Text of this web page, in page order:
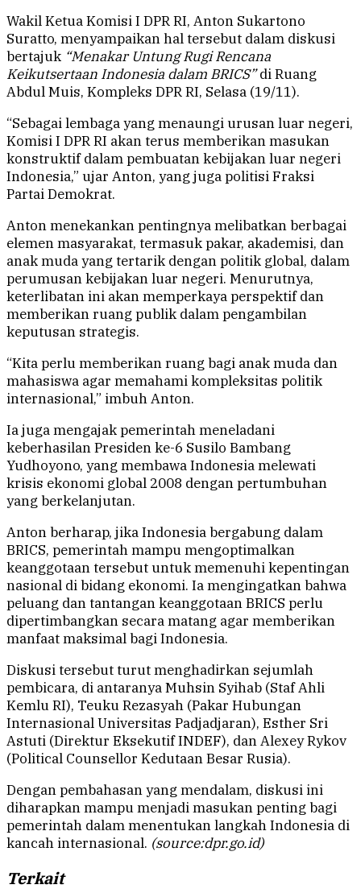
Wakil Ketua Komisi I DPR RI, Anton Sukartono
Suratto, menyampaikan hal tersebut dalam diskusi
bertajuk “Menakar Untung Rugi Rencana
Keikutsertaan Indonesia dalam BRICS”di Ruang
Abdul Muis, Kompleks DPR RI, Selasa (19/11).
“Sebagai lembaga yang menaungi urusan luar negeri,
Komisi I DPR RI akan terus memberikan masukan
konstruktif dalam pembuatan kebijakan luar negeri
Indonesia,” ujar Anton, yang juga politisi Fraksi
Partai Demokrat.
Anton menekankan pentingnya melibatkan berbagai
elemen masyarakat, termasuk pakar, akademisi, dan
anak muda yang tertarik dengan politik global, dalam
perumusan kebijakan luar negeri. Menurutnya,
keterlibatan ini akan memperkaya perspektif dan
memberikan ruang publik dalam pengambilan
keputusan strategis.
“Kita perlu memberikan ruang bagi anak muda dan
mahasiswa agar memahami kompleksitas politik
internasional,” imbuh Anton.
Ia juga mengajak pemerintah meneladani
keberhasilan Presiden ke-6 Susilo Bambang
Yudhoyono, yang membawa Indonesia melewati
krisis ekonomi global 2008 dengan pertumbuhan
yang berkelanjutan.
Anton berharap, jika Indonesia bergabung dalam
BRICS, pemerintah mampu mengoptimalkan
keanggotaan tersebut untuk memenuhi kepentingan
nasional di bidang ekonomi. Ia mengingatkan bahwa
peluang dan tantangan keanggotaan BRICS perlu
dipertimbangkan secara matang agar memberikan
manfaat maksimal bagi Indonesia.
Diskusi tersebut turut menghadirkan sejumlah
pembicara, di antaranya Muhsin Syihab (Staf Ahli
Kemlu RI), Teuku Rezasyah (Pakar Hubungan
Internasional Universitas Padjadjaran), Esther Sri
Astuti (Direktur Eksekutif INDEF), dan Alexey Rykov
(Political Counsellor Kedutaan Besar Rusia).
Dengan pembahasan yang mendalam, diskusi ini
diharapkan mampu menjadi masukan penting bagi
pemerintah dalam menentukan langkah Indonesia di
kancah internasional. (source:dpr.go.id)
Terkait